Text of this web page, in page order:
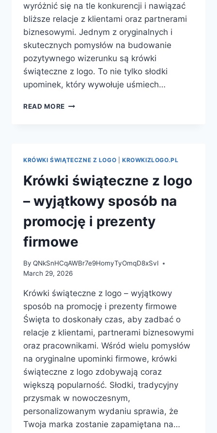
wyróżnić się na tle konkurencji i nawiązać
bliższe relacje z klientami oraz partnerami
biznesowymi. Jednym z oryginalnych i
skutecznych pomysłów na budowanie
pozytywnego wizerunku są krówki
świąteczne z logo. To nie tylko słodki
upominek, który wywołuje uśmiech…
READ MORE KRÓWKI
SPOSÓB
NA
PROMOWANIE
MARKI
PODCZAS
ŚWIĄT
KRÓWKI ŚWIĄTECZNE Z LOGO |KROWKIZLOGO.PL
Krówki świąteczne z logo
– wyjątkowy sposób na
promocję i prezenty
firmowe
By QNkSnHCqAWBr7e9HomyTyOmqD8xSvI
March 29, 2026
Krówki świąteczne z logo – wyjątkowy
sposób na promocję i prezenty firmowe
Święta to doskonały czas, aby zadbać o
relacje z klientami, partnerami biznesowymi
oraz pracownikami. Wśród wielu pomysłów
na oryginalne upominki firmowe, krówki
świąteczne z logo zdobywają coraz
większą popularność. Słodki, tradycyjny
przysmak w nowoczesnym,
personalizowanym wydaniu sprawia, że
Twoja marka zostanie zapamiętana na…